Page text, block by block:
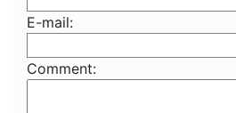
E-mail:
Comment: